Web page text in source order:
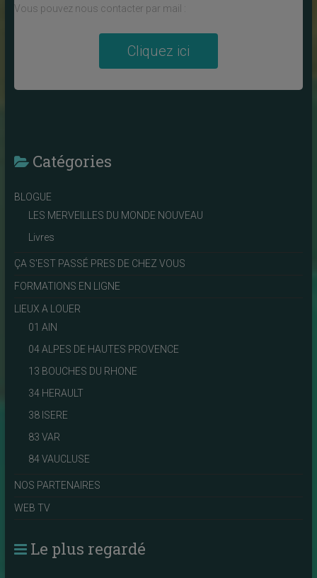
Vous pouvez nous contacter par mail :
Cliquez ici
Catégories
BLOGUE
LES MERVEILLES DU MONDE NOUVEAU
Livres
ÇA S'EST PASSÉ PRES DE CHEZ VOUS
FORMATIONS EN LIGNE
LIEUX A LOUER
01 AIN
04 ALPES DE HAUTES PROVENCE
13 BOUCHES DU RHONE
34 HERAULT
38 ISERE
83 VAR
84 VAUCLUSE
NOS PARTENAIRES
WEB TV
Le plus regardé